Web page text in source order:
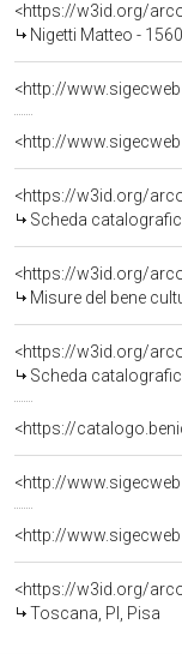
<https://w3id.org/
Nigetti Matteo -
<https://w3id.org/
Scheda
<https://w3id.org/
Misure del bene
<https://w3id.org/
Scheda
<https://
<https://w3id.org/
Toscana, PI, Pisa